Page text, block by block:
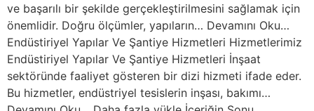
ve başarılı bir şekilde gerçekleştirilmesini sağlamak için
önemlidir. Doğru ölçümler, yapıların… Devamını Oku…
Endüstiriyel Yapılar Ve Şantiye Hizmetleri Hizmetlerimiz
Endüstiriyel Yapılar Ve Şantiye Hizmetleri İnşaat
sektöründe faaliyet gösteren bir dizi hizmeti ifade eder.
Bu hizmetler, endüstriyel tesislerin inşası, bakımı…